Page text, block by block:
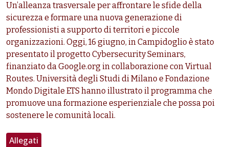
Un’alleanza trasversale per affrontare le sfide della
sicurezza e formare una nuova generazione di
professionisti a supporto di territori e piccole
organizzazioni. Oggi, 16 giugno, in Campidoglio è stato
presentato il progetto Cybersecurity Seminars,
finanziato da Google.org in collaborazione con Virtual
Routes. Università degli Studi di Milano e Fondazione
Mondo Digitale ETS hanno illustrato il programma che
promuove una formazione esperienziale che possa poi
sostenere le comunità locali.
Allegati